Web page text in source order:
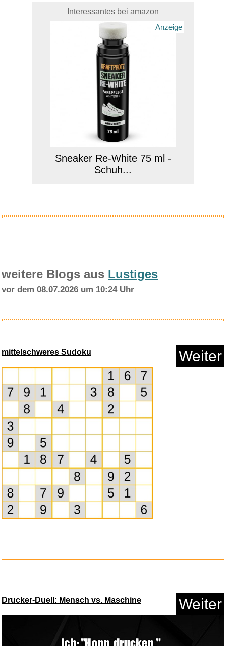
Interessantes bei amazon
Anzeige
Sneaker Re-White 75 ml -
Schuh...
In dolce amore...
weitere Blogs aus Lustiges
vor dem 08.07.2026 um 10:24 Uhr
mittelschweres Sudoku Weiter
Drucker-Duell: Mensch vs. Maschine Weiter